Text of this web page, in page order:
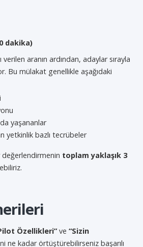
dakika)
verilen aranın ardından, adaylar sırayla
Bu mülakat genellikle aşağıdaki
yaşananlar
yetkinlik bazlı tecrübeler
toplam yaklaşık 3
Özellikleri” ve “Sizin
ne kadar örtüştürebilirseniz başarılı